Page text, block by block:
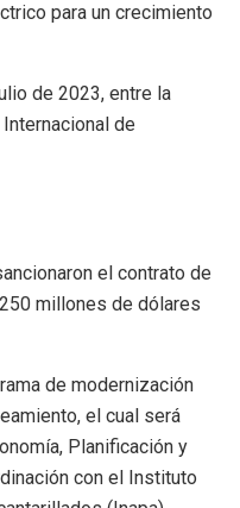
para un crecimiento
de 2023, entre la
de
el contrato de
millones de dólares
de modernización
el cual será
Planificación y
con el Instituto